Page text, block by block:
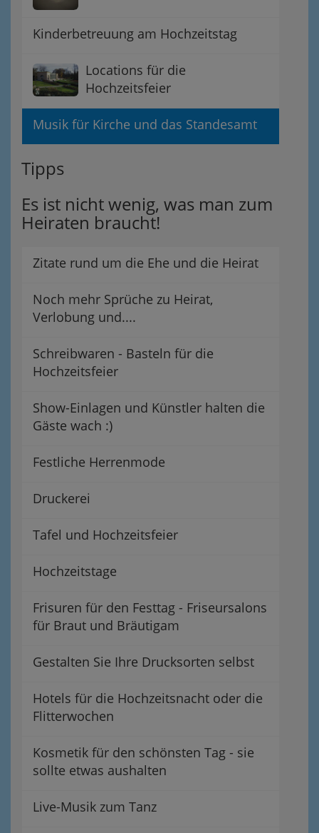
Kinderbetreuung am Hochzeitstag
Locations für die
Hochzeitsfeier
Musik für Kirche und das Standesamt
Tipps
Es ist nicht wenig, was man zum
Heiraten braucht!
Zitate rund um die Ehe und die Heirat
Noch mehr Sprüche zu Heirat,
Verlobung und....
Schreibwaren - Basteln für die
Hochzeitsfeier
Show-Einlagen und Künstler halten die
Gäste wach :)
Festliche Herrenmode
Druckerei
Tafel und Hochzeitsfeier
Hochzeitstage
Frisuren für den Festtag - Friseursalons
für Braut und Bräutigam
Gestalten Sie Ihre Drucksorten selbst
Hotels für die Hochzeitsnacht oder die
Flitterwochen
Kosmetik für den schönsten Tag - sie
sollte etwas aushalten
Live-Musik zum Tanz